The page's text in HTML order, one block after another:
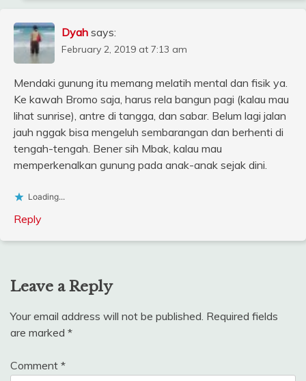
Dyah says:
February 2, 2019 at 7:13 am
Mendaki gunung itu memang melatih mental dan fisik ya.
Ke kawah Bromo saja, harus rela bangun pagi (kalau mau
lihat sunrise), antre di tangga, dan sabar. Belum lagi jalan
jauh nggak bisa mengeluh sembarangan dan berhenti di
tengah-tengah. Bener sih Mbak, kalau mau
memperkenalkan gunung pada anak-anak sejak dini.
Loading...
Reply
Leave a Reply
Your email address will not be published. Required fields
are marked *
Comment *